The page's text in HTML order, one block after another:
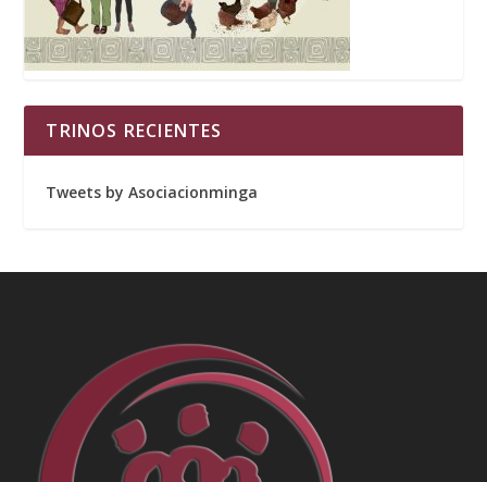
TRINOS RECIENTES
Tweets by Asociacionminga